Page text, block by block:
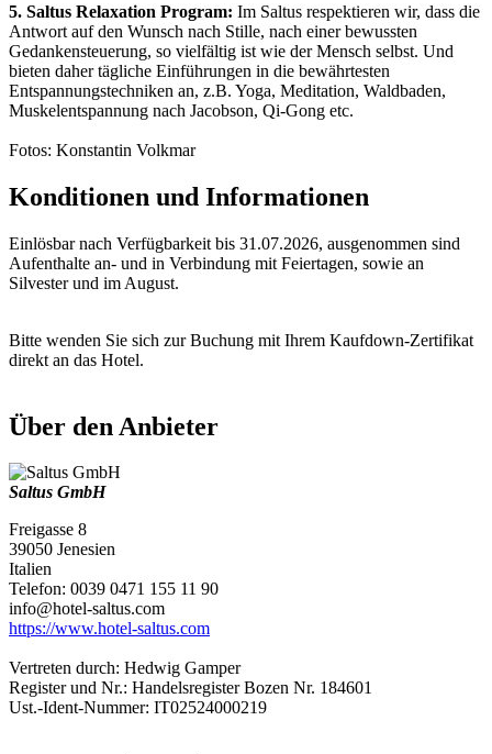
5. Saltus Relaxation Program: Im Saltus respektieren wir, dass die
Antwort auf den Wunsch nach Stille, nach einer bewussten
Gedankensteuerung, so vielfältig ist wie der Mensch selbst. Und
bieten daher tägliche Einführungen in die bewährtesten
Entspannungstechniken an, z.B. Yoga, Meditation, Waldbaden,
Muskelentspannung nach Jacobson, Qi-Gong etc.
Fotos: Konstantin Volkmar
Konditionen und Informationen
Einlösbar nach Verfügbarkeit bis 31.07.2026, ausgenommen sind
Aufenthalte an- und in Verbindung mit Feiertagen, sowie an
Silvester und im August.
Bitte wenden Sie sich zur Buchung mit Ihrem Kaufdown-Zertifikat
direkt an das Hotel.
Über den Anbieter
Saltus GmbH
Freigasse 8
39050 Jenesien
Italien
Telefon: 0039 0471 155 11 90
info@hotel-saltus.com
https://www.hotel-saltus.com
Vertreten durch: Hedwig Gamper
Register und Nr.: Handelsregister Bozen Nr. 184601
Ust.-Ident-Nummer: IT02524000219